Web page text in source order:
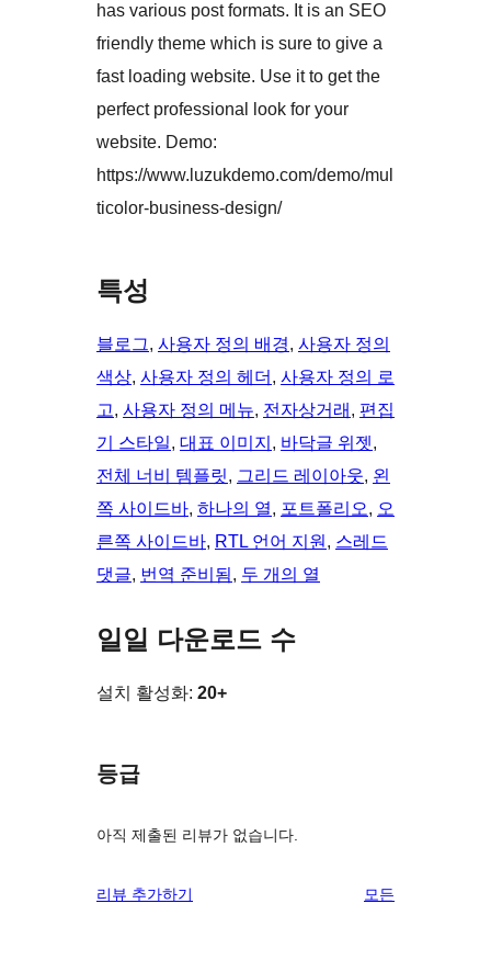
has various post formats. It is an SEO
friendly theme which is sure to give a
fast loading website. Use it to get the
perfect professional look for your
website. Demo:
https://www.luzukdemo.com/demo/mul
ticolor-business-design/
특성
블로그, 사용자 정의 배경, 사용자 정의
색상, 사용자 정의 헤더 , 사용자 정의 로
고, 사용자 정의 메뉴, 전자상거래 , 편집
기 스타일, 대표 이미지 , 바닥글 위젯
전체 너비 템플릿, 그리드 레이아웃, 왼
쪽 사이드바, 하나의 열, 포트폴리오, 오
른쪽 사이드바, RTL 언어 지원 , 스레드
댓글, 번역 준비됨, 두 개의 열
일일 다운로드 수
설치 활성화: 20+
등급
아직 제출된 리뷰가 없습니다.
리뷰 추가하기 모든